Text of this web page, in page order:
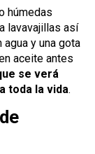
húmedas
lavavajillas así
y una gota
aceite antes
se verá
toda la vida.